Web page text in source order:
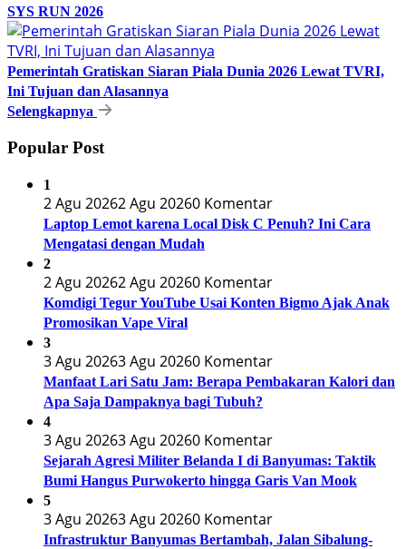
SYS RUN 2026
Pemerintah Gratiskan Siaran Piala Dunia 2026 Lewat TVRI,
Ini Tujuan dan Alasannya
Selengkapnya
Popular Post
1
2 Agu 20262 Agu 20260 Komentar
Laptop Lemot karena Local Disk C Penuh? Ini Cara
Mengatasi dengan Mudah
2
2 Agu 20262 Agu 20260 Komentar
Komdigi Tegur YouTube Usai Konten Bigmo Ajak Anak
Promosikan Vape Viral
3
3 Agu 20263 Agu 20260 Komentar
Manfaat Lari Satu Jam: Berapa Pembakaran Kalori dan
Apa Saja Dampaknya bagi Tubuh?
4
3 Agu 20263 Agu 20260 Komentar
Sejarah Agresi Militer Belanda I di Banyumas: Taktik
Bumi Hangus Purwokerto hingga Garis Van Mook
5
3 Agu 20263 Agu 20260 Komentar
Infrastruktur Banyumas Bertambah, Jalan Sibalung-